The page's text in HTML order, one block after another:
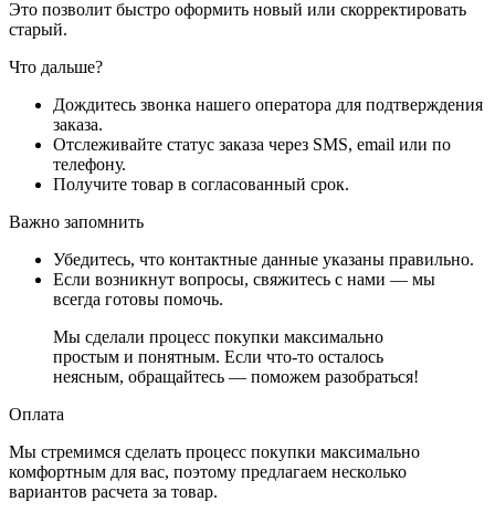
Это позволит быстро оформить новый или скорректировать
старый.
Что дальше?
Дождитесь звонка нашего оператора для подтверждения
заказа.
Отслеживайте статус заказа через SMS, email или по
телефону.
Получите товар в согласованный срок.
Важно запомнить
Убедитесь, что контактные данные указаны правильно.
Если возникнут вопросы, свяжитесь с нами — мы
всегда готовы помочь.
Мы сделали процесс покупки максимально
простым и понятным. Если что-то осталось
неясным, обращайтесь — поможем разобраться!
Оплата
Мы стремимся сделать процесс покупки максимально
комфортным для вас, поэтому предлагаем несколько
вариантов расчета за товар.